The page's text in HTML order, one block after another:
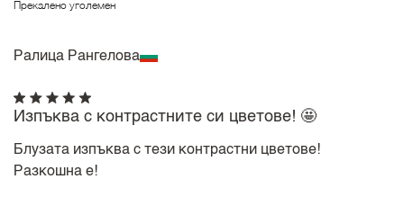
Прекалено уголемен
Ралица Рангелова
Изпъква с контрастните си цветове! 🤩
Блузата изпъква с тези контрастни цветове!
Разкошна е!